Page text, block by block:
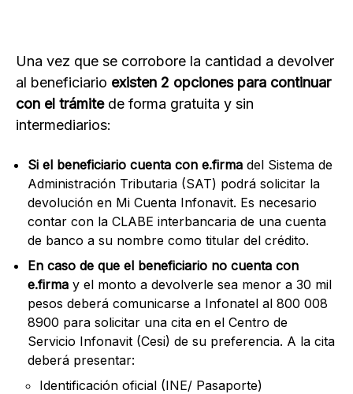
Una vez que se corrobore la cantidad a devolver
al beneficiario existen 2 opciones para continuar
con el trámitede forma gratuita y sin
intermediarios:
Si el beneficiario cuenta con e.firma del Sistema de
Administración Tributaria (SAT) podrá solicitar la
devolución en Mi Cuenta Infonavit. Es necesario
contar con la CLABE interbancaria de una cuenta
de banco a su nombre como titular del crédito.
En caso de que el beneficiario no cuenta con
e.firma y el monto a devolverle sea menor a 30 mil
pesos deberá comunicarse a Infonatel al 800 008
8900 para solicitar una cita en el Centro de
Servicio Infonavit (Cesi) de su preferencia. A la cita
deberá presentar:
Identificación oficial (INE/ Pasaporte)